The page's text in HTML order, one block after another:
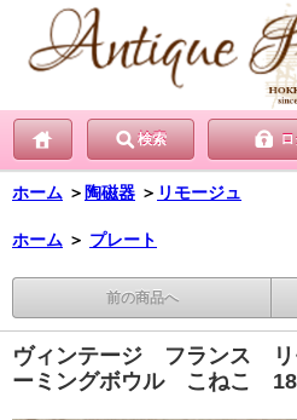
検索
ホーム ＞陶磁器 ＞ リモージュ
ホーム ＞ プレート
前の商品へ
ヴィンテージ フランス
ーミングボウル こねこ